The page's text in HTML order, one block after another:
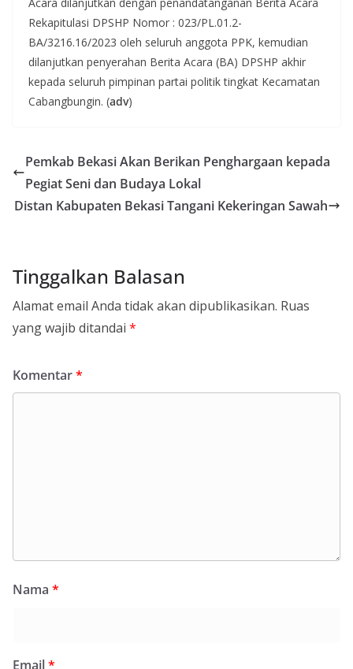
Rekapitulasi DPSHP Nomor : 023/PL.01.2-
BA/3216.16/2023 oleh seluruh anggota PPK, kemudian
dilanjutkan penyerahan Berita Acara (BA) DPSHP akhir
kepada seluruh pimpinan partai politik tingkat Kecamatan
Cabangbungin. (adv)
Pemkab Bekasi Akan Berikan Penghargaan kepada
Pegiat Seni dan Budaya Lokal
Distan Kabupaten Bekasi Tangani Kekeringan Sawah
Tinggalkan Balasan
Alamat email Anda tidak akan dipublikasikan. Ruas
yang wajib ditandai *
Komentar*
Nama *
Email*